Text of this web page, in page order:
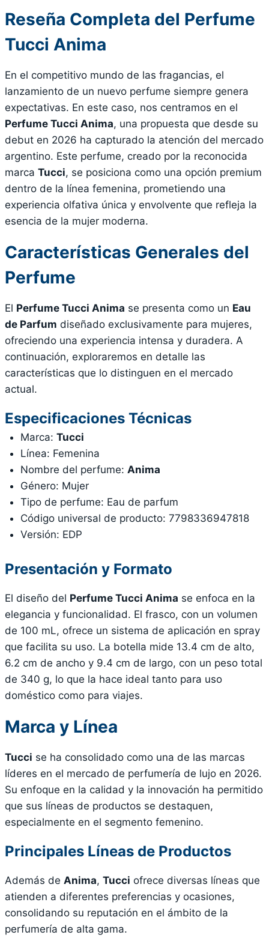
Reseña Completa del Perfume
Tucci Anima
En el competitivo mundo de las fragancias, el
lanzamiento de un nuevo perfume siempre genera
expectativas. En este caso, nos centramos en el
Perfume Tucci Anima, una propuesta que desde su
debut en 2026 ha capturado la atención del mercado
argentino. Este perfume, creado por la reconocida
marca Tucci, se posiciona como una opción premium
dentro de la línea femenina, prometiendo una
experiencia olfativa única y envolvente que refleja la
esencia de la mujer moderna.
Características Generales del
Perfume
El Perfume Tucci Anima se presenta como un Eau
de Parfum diseñado exclusivamente para mujeres,
ofreciendo una experiencia intensa y duradera. A
continuación, exploraremos en detalle las
características que lo distinguen en el mercado
actual.
Especificaciones Técnicas
Marca: Tucci
Línea: Femenina
Nombre del perfume: Anima
Género: Mujer
Tipo de perfume: Eau de parfum
Código universal de producto: 7798336947818
Versión: EDP
Presentación y Formato
El diseño del Perfume Tucci Anima se enfoca en la
elegancia y funcionalidad. El frasco, con un volumen
de 100 mL, ofrece un sistema de aplicación en spray
que facilita su uso. La botella mide 13.4 cm de alto,
6.2 cm de ancho y 9.4 cm de largo, con un peso total
de 340 g, lo que la hace ideal tanto para uso
doméstico como para viajes.
Marca y Línea
Tucci se ha consolidado como una de las marcas
líderes en el mercado de perfumería de lujo en 2026.
Su enfoque en la calidad y la innovación ha permitido
que sus líneas de productos se destaquen,
especialmente en el segmento femenino.
Principales Líneas de Productos
Además de Anima, Tucci ofrece diversas líneas que
atienden a diferentes preferencias y ocasiones,
consolidando su reputación en el ámbito de la
perfumería de alta gama.